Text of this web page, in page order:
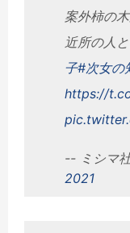
案外柿の
近所の人
子#次女の
https://
-- ミシマ
2021